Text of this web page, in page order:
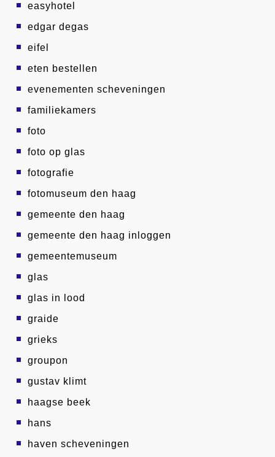
easyhotel
edgar degas
eifel
eten bestellen
evenementen scheveningen
familiekamers
foto
foto op glas
fotografie
fotomuseum den haag
gemeente den haag
gemeente den haag inloggen
gemeentemuseum
glas
glas in lood
graide
grieks
groupon
gustav klimt
haagse beek
hans
haven scheveningen